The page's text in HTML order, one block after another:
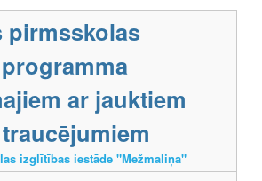
pirmsskolas
ar jauktiem
izglītības iestāde "Mežmaliņa"